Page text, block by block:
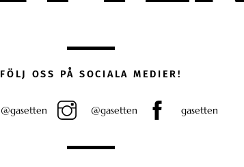
FÖLJ OSS PÅ SOCIALA MEDIER!
@gasetten @gasetten gasetten